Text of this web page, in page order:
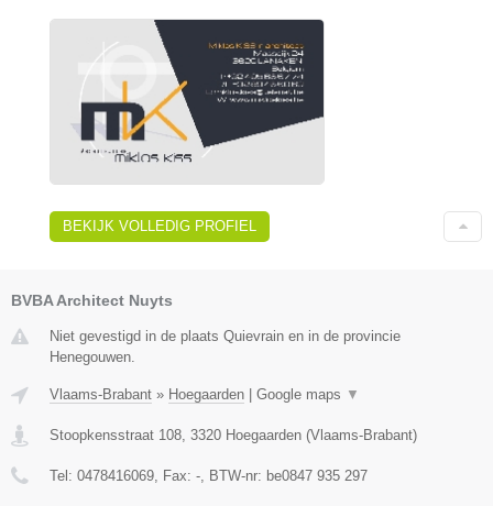
BEKIJK VOLLEDIG PROFIEL
BVBA Architect Nuyts
Niet gevestigd in de plaats Quievrain en in de provincie
Henegouwen.
Vlaams-Brabant » Hoegaarden | Google maps ▼
Stoopkensstraat 108 3320 Hoegaarden (Vlaams-Brabant)
Tel: 0478416069 , Fax: - , BTW-nr: be0847 935 297